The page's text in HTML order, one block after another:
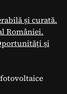
și curată.
României.
și